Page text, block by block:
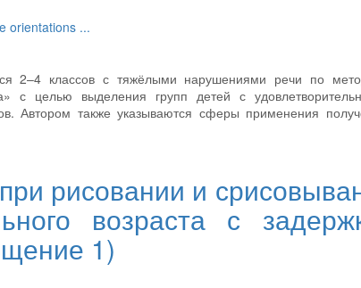
orientations ...
2–4 классов с тяжёлыми нарушениями речи по
целью выделения групп детей с
Автором также указываются сферы применения
рисовании и
возраста с
1)